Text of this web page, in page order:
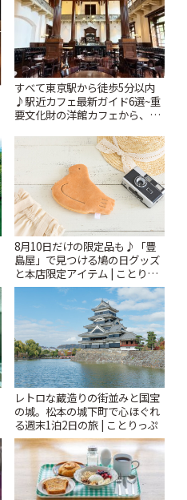
すべて東京駅から徒歩5分以内
♪駅近カフェ最新ガイド6選~重
要文化財の洋館カフェから、改
りっぷ
8月10日だけの限定品も♪「豊
島屋」で見つける鳩の日グッズ
と本店限定アイテム | ことりっ
ぷ
レトロな蔵造りの街並みと国宝
の城。松本の城下町で心ほぐれ
る週末1泊2日の旅 | ことりっぷ